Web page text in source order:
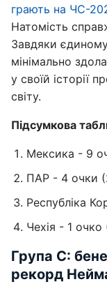
грають на ЧС-
Натомість
Завдяки
мінімально
у своїй історії
світу.
Підсумкова
Мексика - 9
ПАР - 4 очки
Республіка
Чехія - 1 очко
Група С:
рекорд